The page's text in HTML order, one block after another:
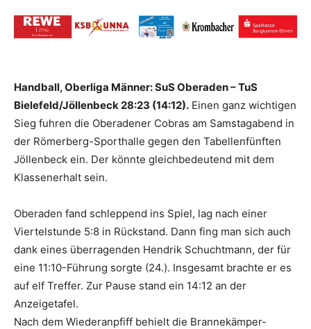
Handball, Oberliga Männer: SuS Oberaden – TuS
Bielefeld/Jöllenbeck 28:23 (14:12). Einen ganz wichtigen
Sieg fuhren die Oberadener Cobras am Samstagabend in
der Römerberg-Sporthalle gegen den Tabellenfünften
Jöllenbeck ein. Der könnte gleichbedeutend mit dem
Klassenerhalt sein.
Oberaden fand schleppend ins Spiel, lag nach einer
Viertelstunde 5:8 in Rückstand. Dann fing man sich auch
dank eines überragenden Hendrik Schuchtmann, der für
eine 11:10-Führung sorgte (24.). Insgesamt brachte er es
auf elf Treffer. Zur Pause stand ein 14:12 an der
Anzeigetafel.
Nach dem Wiederanpfiff behielt die Brannekämper-